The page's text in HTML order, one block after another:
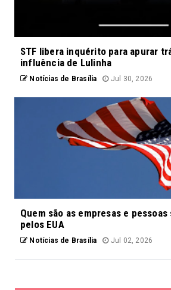
STF libera inquérito para apurar
influência de Lulinha
Notícias de Brasília Jul 30, 2026
Quem são as empresas e
pelos EUA
Notícias de Brasília Jul 02, 2026